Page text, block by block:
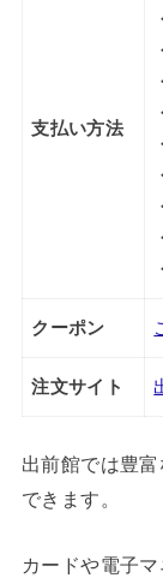
支払い方法
クーポン
注文サイト
出前館では豊
できます。
カードや電子